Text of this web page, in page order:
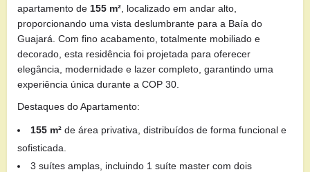
apartamento de 155 m² , localizado em andar alto,
proporcionando uma vista deslumbrante para a Baía do
Guajará. Com fino acabamento, totalmente mobiliado e
decorado, esta residência foi projetada para oferecer
elegância, modernidade e lazer completo, garantindo uma
experiência única durante a COP 30.
Destaques do Apartamento:
155 m² de área privativa, distribuídos de forma funcional e
sofisticada.
3 suítes amplas, incluindo 1 suíte master com dois